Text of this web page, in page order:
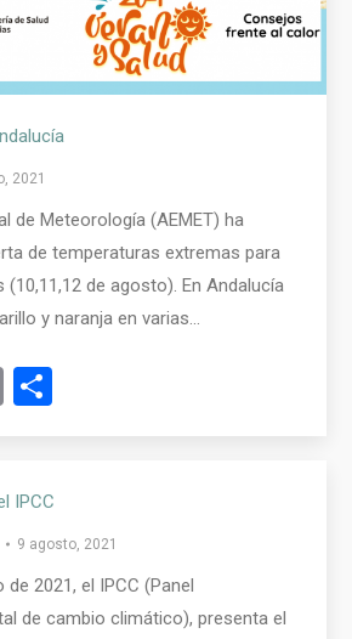
2021
de Meteorología (AEMET) ha
de temperaturas extremas para
de agosto). En Andalucía
y naranja en varias…
Email
IPCC
9 agosto, 2021
2021, el IPCC (Panel
de cambio climático), presenta el